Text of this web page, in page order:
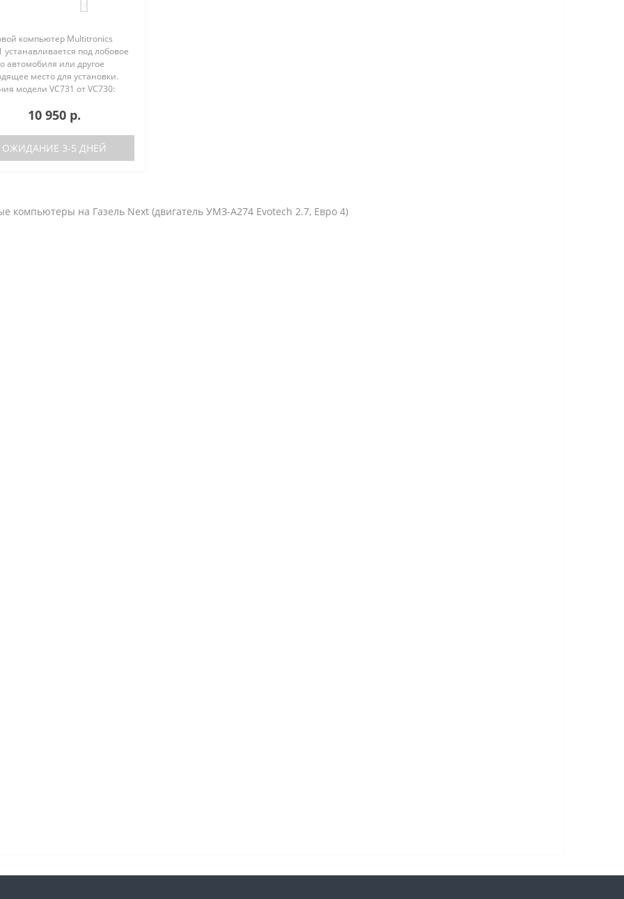
компьютер Multitronics
устанавливается под лобовое
автомобиля или другое
место для установки.
модели VC731 от VC730:
VC730 без голоса)
10 950 р.
ОЖИДАНИЕ 3-5 ДНЕЙ
компьютеры на Газель Next (двигатель УМЗ-А274 Evotech 2.7, Евро 4)